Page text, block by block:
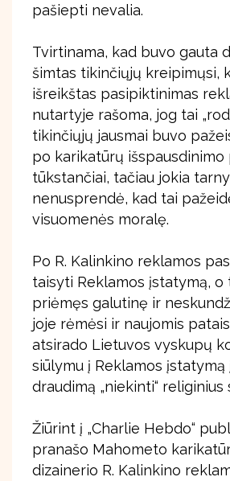
pašiepti nevalia.
Tvirtinama, kad buvo gauta
šimtas tikinčiųjų kreipimųsi,
išreikštas pasipiktinimas
nutartyje rašoma, jog tai
tikinčiųjų jausmai buvo
po karikatūrų
tūkstančiai, tačiau jokia
nenusprendė, kad tai
visuomenės moralę.
Po R. Kalinkino reklamos
taisyti Reklamos įstatymą, o
priėmęs galutinę ir
joje rėmėsi ir naujomis
atsirado Lietuvos vyskupų
siūlymu į Reklamos įstatymą
draudimą „niekinti“ religinius
Žiūrint į „Charlie Hebdo“
pranašo Mahometo
dizainerio R. Kalinkino